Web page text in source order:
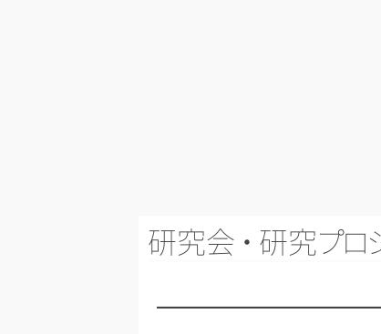
研究会・ 研究プロ